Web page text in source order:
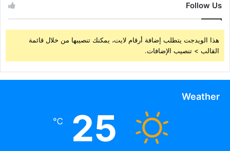
Follow Us
هذا الويدجت يتطلب إضافة أرقام لايت، يمكنك تنصيبها من خلال قائمة
القالب > تنصيب الإضافات.
Weather
25
℃